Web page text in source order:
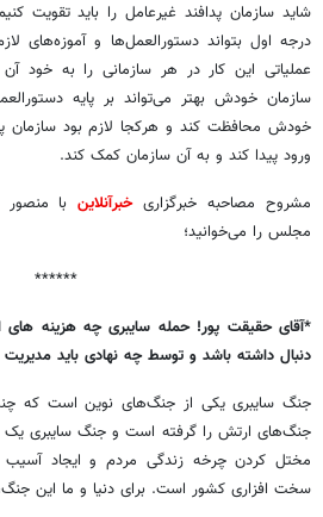
شاید سازمان پدافند غیرعامل را باید تقویت
درجه اول بتواند دستورالعمل‌ها و آموزه‌های
عملیاتی این کار در هر سازمانی را به خود
سازمان خودش بهتر می‌تواند بر پایه
خودش محافظت کند و هرکجا لازم بود سازمان
ورود پیدا کند و به آن سازمان کمک کند.
مشروح مصاحبه خبرگزاریخبرآنلاینبا منصور
مجلس را می‌خوانید؛
******
*آقای حقیقت پور! حمله سایبری چه هزینه
دنبال داشته باشد و توسط چه نهادی باید
جنگ سایبری یکی از جنگ‌های نوین است که
جنگ‌های ارتش را گرفته است و جنگ سایبری یک
مختل کردن چرخه زندگی مردم و ایجاد آسیب
سخت افزاری کشور است. برای دنیا و ما این